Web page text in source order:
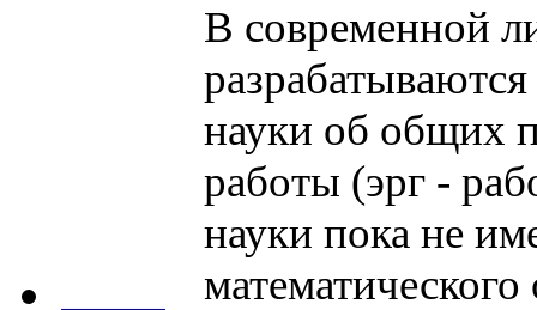
В современной
науки об общих
работы (эрг -
науки пока не